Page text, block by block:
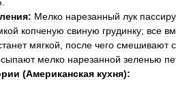
Мелко нарезанный лук
копченую свиную грудинку; все
мягкой после чего смешивают с
мелко нарезанной зеленью
(Американская кухня):